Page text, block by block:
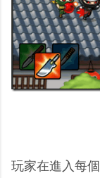
玩家在進入每